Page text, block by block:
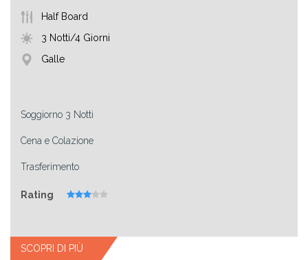
Half Board
3 Notti/4 Giorni
Galle
Soggiorno 3 Notti
Cena e Colazione
Trasferimento
Rating
SCOPRI DI PIÙ